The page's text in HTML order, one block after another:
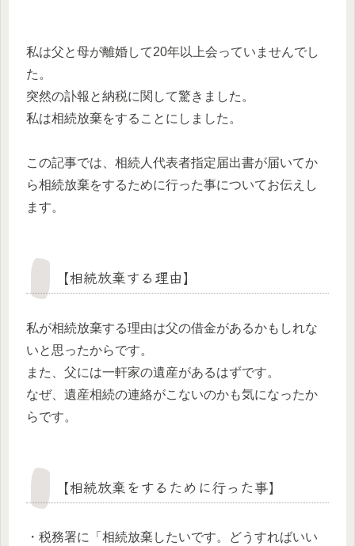
私は父と母が離婚して20年以上会っていませんでし
た。
突然の訃報と納税に関して驚きました。
私は相続放棄をすることにしました。
この記事では、相続人代表者指定届出書が届いてか
ら相続放棄をするために行った事についてお伝えし
ます。
【相続放棄する理由】
私が相続放棄する理由は父の借金があるかもしれな
いと思ったからです。
また、父には一軒家の遺産があるはずです。
なぜ、遺産相続の連絡がこないのかも気になったか
らです。
【相続放棄をするために行った事】
・税務署に「相続放棄したいです。どうすればいい